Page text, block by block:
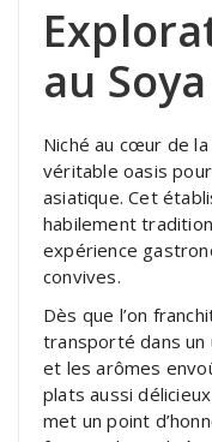
au
Niché au cœur de
véritable oasis
asiatique. Cet
habilement
expérience
convives.
Dès que l’on
transporté dans un
et les arômes
plats aussi
met un point